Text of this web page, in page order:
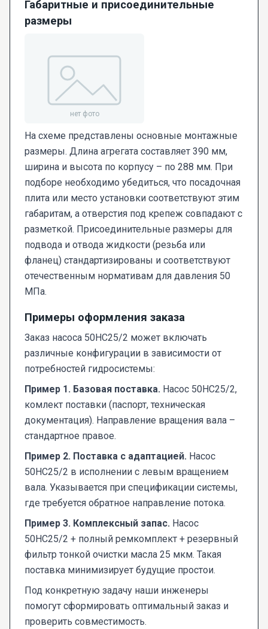
Габаритные и присоединительные
размеры
На схеме представлены основные монтажные
размеры. Длина агрегата составляет 390 мм,
ширина и высота по корпусу – по 288 мм. При
подборе необходимо убедиться, что посадочная
плита или место установки соответствуют этим
габаритам, а отверстия под крепеж совпадают с
разметкой. Присоединительные размеры для
подвода и отвода жидкости (резьба или
фланец) стандартизированы и соответствуют
отечественным нормативам для давления 50
МПа.
Примеры оформления заказа
Заказ насоса 50НС25/2 может включать
различные конфигурации в зависимости от
потребностей гидросистемы:
Пример 1. Базовая поставка. Насос 50НС25/2,
комлект поставки (паспорт, техническая
документация). Направление вращения вала –
стандартное правое.
Пример 2. Поставка с адаптацией. Насос
50НС25/2 в исполнении с левым вращением
вала. Указывается при спецификации системы,
где требуется обратное направление потока.
Пример 3. Комплексный запас. Насос
50НС25/2 + полный ремкомплект + резервный
фильтр тонкой очистки масла 25 мкм. Такая
поставка минимизирует будущие простои.
Под конкретную задачу наши инженеры
помогут сформировать оптимальный заказ и
проверить совместимость.